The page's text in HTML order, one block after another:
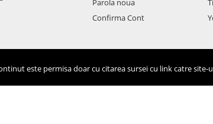
Parola noua
Confirma Cont
este permisa doar cu citarea sursei cu link catre site-